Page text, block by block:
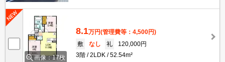
画像：17枚
8.1万円(管理費等：4,500円)
敷
なし 礼
120,000円
3階
2LDK 52.54m²